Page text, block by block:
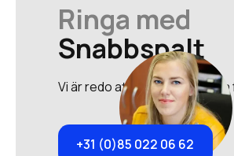
Ringa med
Snabbspalt
Vi är redo att svara på alla
+31 (0)85 022 06 62